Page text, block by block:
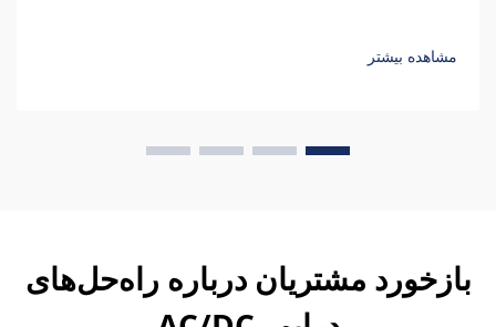
مشاهده بیشتر
بازخورد مشتریان درباره راه‌حل‌های